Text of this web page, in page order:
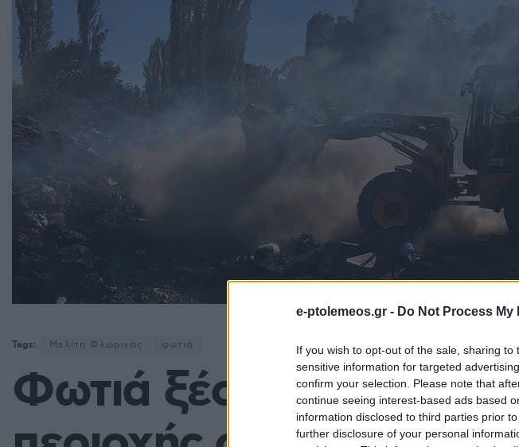
e-ptolemeos.gr - Do Not Process
If you wish to opt-out of the sale, sharing
sensitive information for targeted
confirm your selection. Please note that
continue seeing interest-based ads based
information disclosed to third parties prior
further disclosure of your personal
Tags: Μελίτη Φλώρινας φωτιά
Φωτιά ξέσπασε εντός